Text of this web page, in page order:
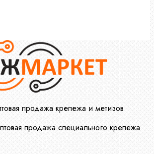
продажа крепежа и метизов
продажа специального крепежа